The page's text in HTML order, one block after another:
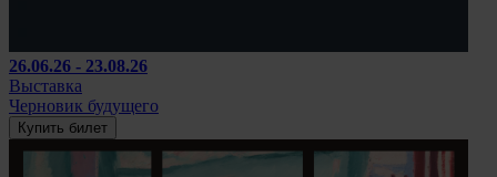
26.06.26 - 23.08.26
Выставка
Черновик будущего
Купить билет